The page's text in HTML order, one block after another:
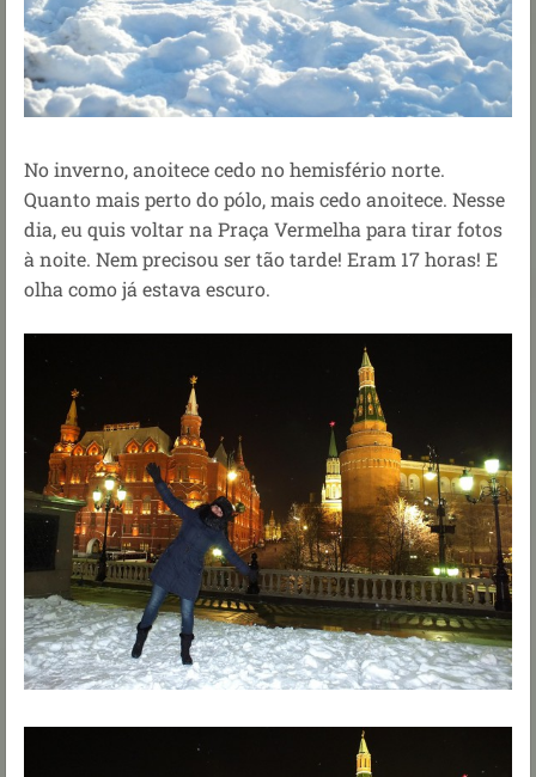
No inverno, anoitece cedo no hemisfério norte.
Quanto mais perto do pólo, mais cedo anoitece. Nesse
dia, eu quis voltar na Praça Vermelha para tirar fotos
à noite. Nem precisou ser tão tarde! Eram 17 horas! E
olha como já estava escuro.